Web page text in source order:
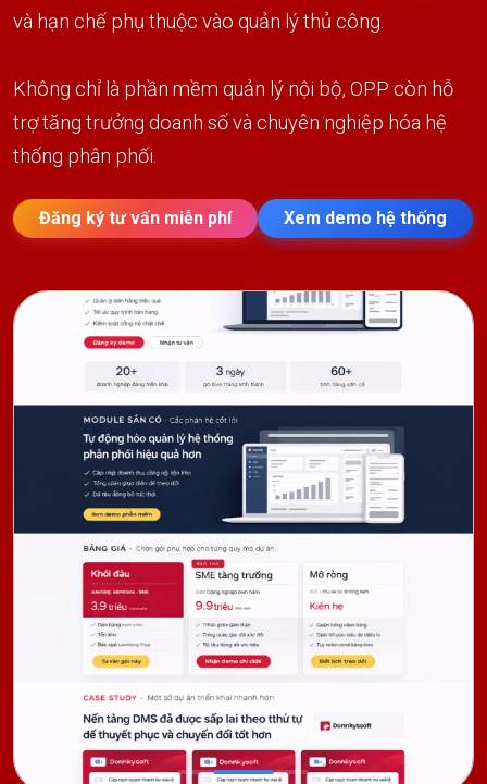
và hạn chế phụ thuộc vào quản lý thủ công.
Không chỉ là phần mềm quản lý nội bộ, OPP còn hỗ
trợ tăng trưởng doanh số và chuyên nghiệp hóa hệ
thống phân phối.
Đăng ký tư vấn miễn phí Xem demo hệ thống